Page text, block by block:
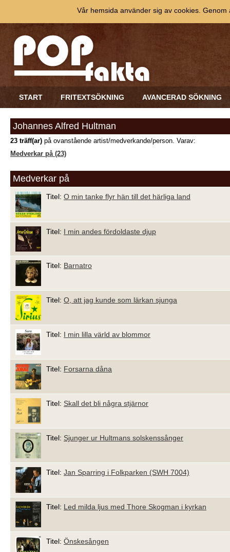
START FRITEXTSÖKNING AVANCERAD SÖKNING
Johannes Alfred Hultman
23 träff(ar) på ovanstående artist/medverkande/person. Varav:
Medverkar på (23)
Medverkar på
Titel: O min tanke flyr hän till det härliga land
Titel: I min andes fördoldaste djup
Titel: Barnatro
Titel: O, att jag kunde som lärkan sjunga
Titel: I min lilla värld av blommor
Titel: Forsarna dåna
Titel: Skall det bli några stjärnor
Titel: Sjunger ur Hultmans solskenssånger
Titel: Jan Sparring i Folkparken (SWH 7004)
Titel: Led milda ljus med Thore Skogman i kyrkan
Titel: Önskesången
Vår hemsida använder sig av cookies.